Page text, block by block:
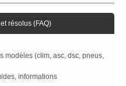
résolus (FAQ)
modèles (clim, asc, dsc, pneus,
informations